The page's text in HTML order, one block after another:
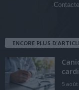
ENCORE PLUS
5 août